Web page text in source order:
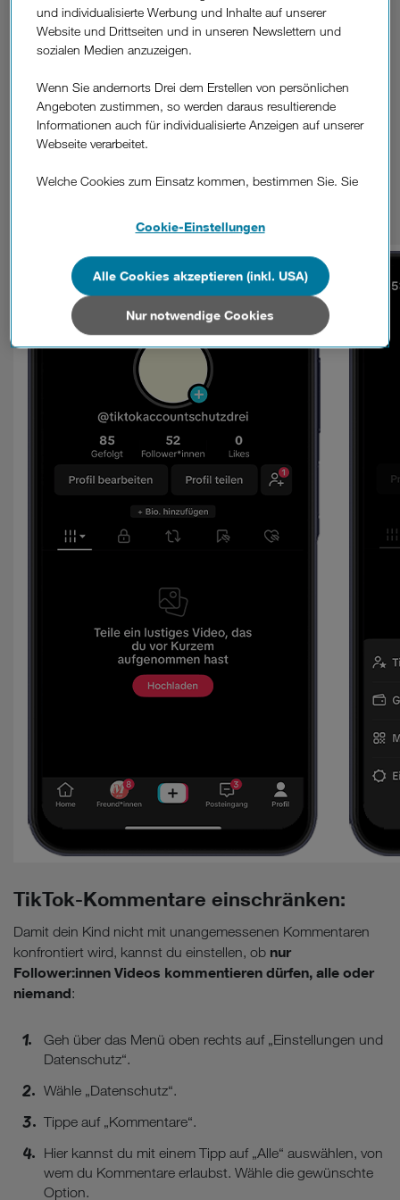
Ein öffentliches Konto ist zwar verlockend für die Reichweite.
privates Konto ist aber sicherer , um die volle Kontrolle
zu haben. So geht’s:
Geh auf das Profil und oben rechts auf die drei Balken.
Wähle „Einstellungen und Datenschutz“.
TikTok-Kommentare einschränken:
Damit dein Kind nicht mit unangemessenen Kommentaren
konfrontiert wird, kannst du einstellen, ob nur
Follower:innen Videos kommentieren dürfen, alle oder
niemand:
Geh über das Menü oben rechts auf „Einstellungen und
Datenschutz“.
Wähle „Datenschutz“.
Tippe auf „Kommentare“.
Hier kannst du mit einem Tipp auf „Alle“ auswählen, von
wem du Kommentare erlaubst. Wähle die gewünschte
Option.
und individualisierte Werbung und Inhalte auf unserer
Website und Drittseiten und in unseren Newslettern und
sozialen Medien anzuzeigen.
Wenn Sie andernorts Drei dem Erstellen von persönlichen
Angeboten zustimmen, so werden daraus resultierende
Informationen auch für individualisierte Anzeigen auf unserer
Webseite verarbeitet.
Welche Cookies zum Einsatz kommen, bestimmen Sie. Sie
Details und alle Optionen finden Sie unter „Cookie-
Wenn Sie allen Cookies zustimmen, werden auch Cookies
von Drittanbietern verarbeitet, die Ihre Daten in Ländern
außerhalb der europäischen Union (z.B. in den USA)
verarbeiten. Sie unterliegen keinem EU-konformen
Datenschutzniveau und es stehen keine wirksamen
Rechtsbehelfe zur Verfügung.
Cookies von Unternehmen in Drittstaaten, die ein ähnliches
Datenschutzniveau wie in der Europäischen Union aufweisen
(z.B. Data Privacy Framework), werden wie europäische
Unternehmen behandelt.
Sie nur jene Cookies im Einsatz, die zur Funktion dieser
Website unerlässlich sind.
Cookie-Einstellungen
Nur notwendige Cookies
Alle Cookies akzeptieren (inkl. USA)